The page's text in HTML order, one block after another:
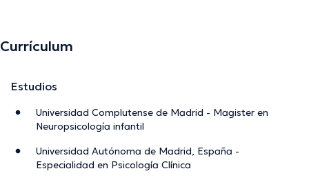
Currículum
Estudios
Universidad Complutense de Madrid - Magister en
Neuropsicología infantil
Universidad Autónoma de Madrid, España -
Especialidad en Psicología Clínica